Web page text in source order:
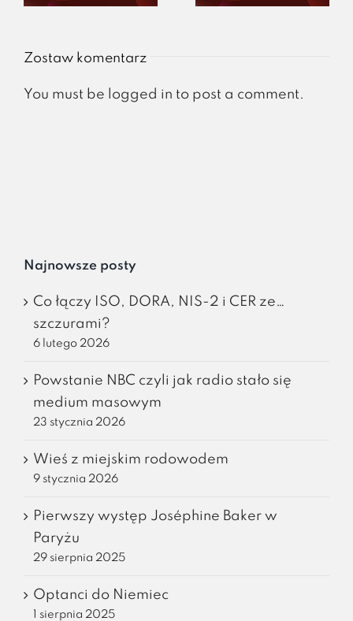
Zostaw komentarz
You must be logged in to post a comment.
Najnowsze posty
Co łączy ISO, DORA, NIS-2 i CER ze…
szczurami?
6 lutego 2026
Powstanie NBC czyli jak radio stało się
medium masowym
23 stycznia 2026
Wieś z miejskim rodowodem
9 stycznia 2026
Pierwszy występ Joséphine Baker w
Paryżu
29 sierpnia 2025
Optanci do Niemiec
1 sierpnia 2025